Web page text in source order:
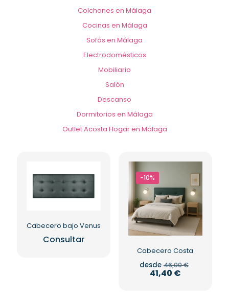
Colchones en Málaga
Cocinas en Málaga
Sofás en Málaga
Electrodomésticos
Mobiliario
Salón
Descanso
Dormitorios en Málaga
Outlet Acosta Hogar en Málaga
Cabecero bajo Venus
Consultar
-10%
Cabecero Costa
desde 46,00€
41,40 €El